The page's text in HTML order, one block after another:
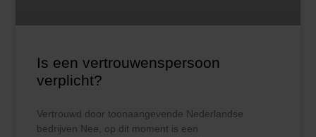
Is een vertrouwenspersoon
verplicht?
Vertrouwd door toonaangevende Nederlandse
bedrijven Nee, op dit moment is een